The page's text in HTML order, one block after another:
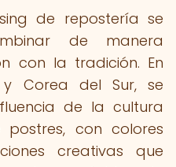
de repostería se
de manera
con la tradición. En
Corea del Sur, se
de la cultura
con colores
creativas que